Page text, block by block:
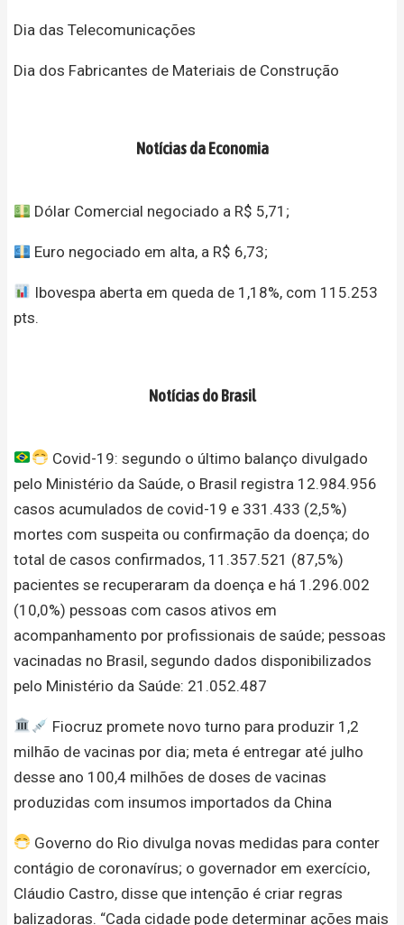
Dia das Telecomunicações
Dia dos Fabricantes de Materiais de Construção
Notícias da Economia
Dólar Comercial negociado a R$ 5,71;
Euro negociado em alta, a R$ 6,73;
Ibovespa aberta em queda de 1,18%, com 115.253
pts.
Notícias do Brasil
Covid-19: segundo o último balanço divulgado
pelo Ministério da Saúde, o Brasil registra 12.984.956
casos acumulados de covid-19 e 331.433 (2,5%)
mortes com suspeita ou confirmação da doença; do
total de casos confirmados, 11.357.521 (87,5%)
pacientes se recuperaram da doença e há 1.296.002
(10,0%) pessoas com casos ativos em
acompanhamento por profissionais de saúde; pessoas
vacinadas no Brasil, segundo dados disponibilizados
pelo Ministério da Saúde: 21.052.487
Fiocruz promete novo turno para produzir 1,2
milhão de vacinas por dia; meta é entregar até julho
desse ano 100,4 milhões de doses de vacinas
produzidas com insumos importados da China
Governo do Rio divulga novas medidas para conter
contágio de coronavírus; o governador em exercício,
Cláudio Castro, disse que intenção é criar regras
balizadoras. “Cada cidade pode determinar ações mais